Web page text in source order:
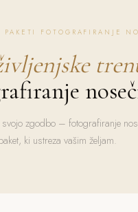
PAKETI FOTOGRAFIRANJE
zgodbo – fotografiranje
ki ustreza vašim željam.